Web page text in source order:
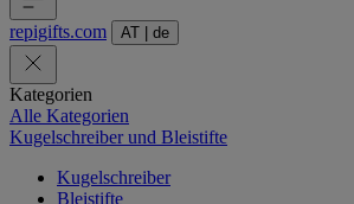
repigifts.com AT de
Kategorien
Alle Kategorien
Kugelschreiber und Bleistifte
Kugelschreiber
Bleistifte